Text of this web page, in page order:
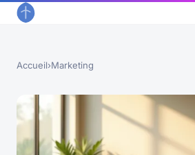
Accueil›Marketing